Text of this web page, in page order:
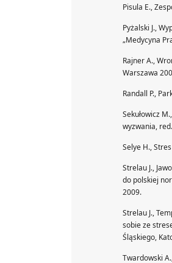
Pisula E.,
Pyżalski J.,
„Medycyna
Rajner A.,
Warszawa
Randall P.,
Sekułowicz
wyzwania,
Selye H.,
Strelau J.,
do polskiej
2009.
Strelau J.,
sobie ze
Śląskiego,
Twardowski